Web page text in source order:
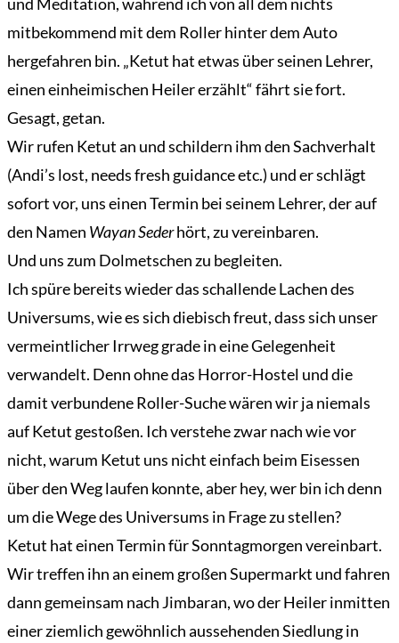
mitbekommend mit dem Roller hinter dem Auto
hergefahren bin. „Ketut hat etwas über seinen Lehrer,
einen einheimischen Heiler erzählt“ fährt sie fort.
Gesagt, getan.
Wir rufen Ketut an und schildern ihm den Sachverhalt
(Andi’s lost, needs fresh guidance etc.) und er schlägt
sofort vor, uns einen Termin bei seinem Lehrer, der auf
den Namen Wayan Sederhört, zu vereinbaren.
Und uns zum Dolmetschen zu begleiten.
Ich spüre bereits wieder das schallende Lachen des
Universums, wie es sich diebisch freut, dass sich unser
vermeintlicher Irrweg grade in eine Gelegenheit
verwandelt. Denn ohne das Horror-Hostel und die
damit verbundene Roller-Suche wären wir ja niemals
auf Ketut gestoßen. Ich verstehe zwar nach wie vor
nicht, warum Ketut uns nicht einfach beim Eisessen
über den Weg laufen konnte, aber hey, wer bin ich denn
um die Wege des Universums in Frage zu stellen?
Ketut hat einen Termin für Sonntagmorgen vereinbart.
Wir treffen ihn an einem großen Supermarkt und fahren
dann gemeinsam nach Jimbaran, wo der Heiler inmitten
einer ziemlich gewöhnlich aussehenden Siedlung in